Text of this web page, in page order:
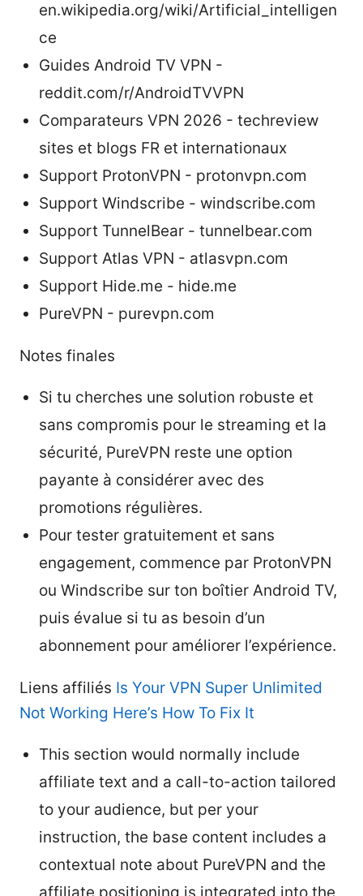
en.wikipedia.org/wiki/Artificial_intelligen
ce
Guides Android TV VPN -
reddit.com/r/AndroidTVVPN
Comparateurs VPN 2026 - techreview
sites et blogs FR et internationaux
Support ProtonVPN - protonvpn.com
Support Windscribe - windscribe.com
Support TunnelBear - tunnelbear.com
Support Atlas VPN - atlasvpn.com
Support Hide.me - hide.me
PureVPN - purevpn.com
Notes finales
Si tu cherches une solution robuste et
sans compromis pour le streaming et la
sécurité, PureVPN reste une option
payante à considérer avec des
promotions régulières.
Pour tester gratuitement et sans
engagement, commence par ProtonVPN
ou Windscribe sur ton boîtier Android TV,
puis évalue si tu as besoin d’un
abonnement pour améliorer l’expérience.
Liens affiliés Is Your VPN Super Unlimited
Not Working Here’s How To Fix It
This section would normally include
affiliate text and a call-to-action tailored
to your audience, but per your
instruction, the base content includes a
contextual note about PureVPN and the